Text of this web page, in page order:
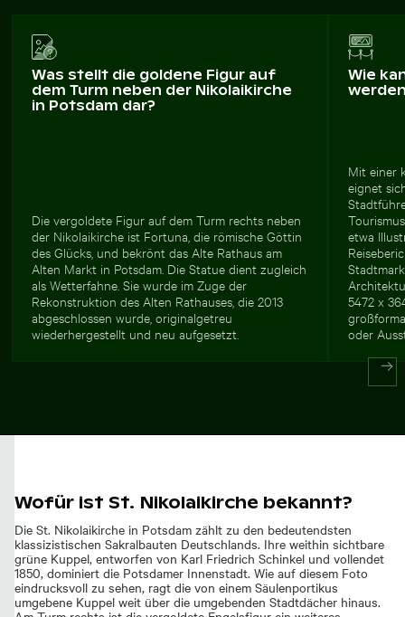
Was stellt die goldene Figur auf
dem Turm neben der Nikolaikirche
in Potsdam dar?
Die vergoldete Figur auf dem Turm rechts neben
der Nikolaikirche ist Fortuna, die römische Göttin
des Glücks, und bekrönt das Alte Rathaus am
Alten Markt in Potsdam. Die Statue dient zugleich
als Wetterfahne. Sie wurde im Zuge der
Rekonstruktion des Alten Rathauses, die 2013
abgeschlossen wurde, originalgetreu
wiederhergestellt und neu aufgesetzt.
Wie
Mit einer
eignet
etwa
5472 x
oder
Wofür ist St. Nikolaikirche bekannt?
Die St. Nikolaikirche in Potsdam zählt zu den bedeutendsten
klassizistischen Sakralbauten Deutschlands. Ihre weithin sichtbare
grüne Kuppel, entworfen von Karl Friedrich Schinkel und vollendet
1850, dominiert die Potsdamer Innenstadt. Wie auf diesem Foto
eindrucksvoll zu sehen, ragt die von einem Säulenportikus
umgebene Kuppel weit über die umgebenden Stadtdächer hinaus.